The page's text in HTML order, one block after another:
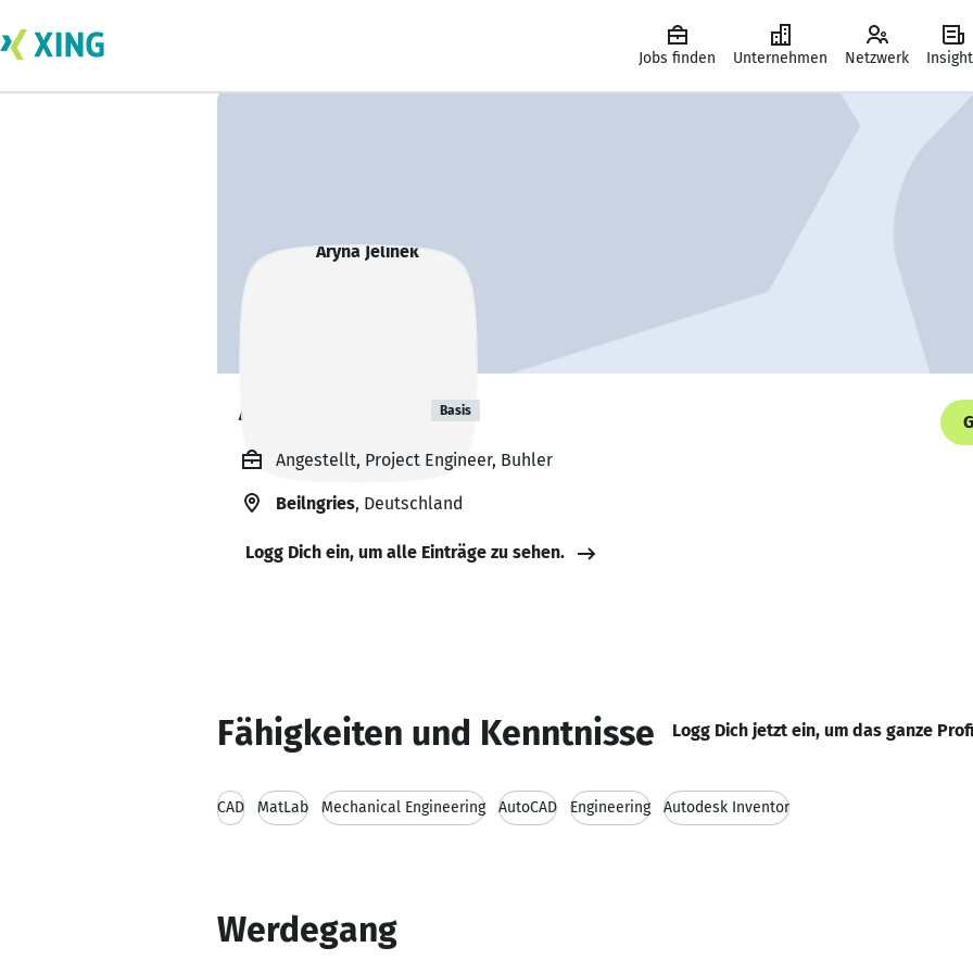
Jobs finden Unternehmen Netzwerk
Aryna Jelinek Basis
Angestellt, Project Engineer, Buhler
Beilngries, Deutschland
Logg Dich ein, um alle Einträge zu sehen.
Fähigkeiten und Kenntnisse Logg Dich jetzt ein, um das ganze
CAD MatLab Mechanical Engineering AutoCAD Engineering Autodesk Inventor
Werdegang